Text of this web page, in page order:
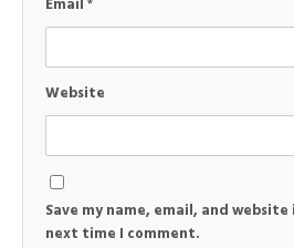
Email*
Website
Save my name, email, and
next time I comment.